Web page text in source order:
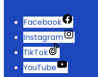
Facebook
Instagram
TikTok
YouTube